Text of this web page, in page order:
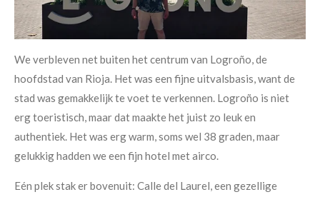
We verbleven net buiten het centrum van Logroño, de
hoofdstad van Rioja. Het was een fijne uitvalsbasis, want de
stad was gemakkelijk te voet te verkennen. Logroño is niet
erg toeristisch, maar dat maakte het juist zo leuk en
authentiek. Het was erg warm, soms wel 38 graden, maar
gelukkig hadden we een fijn hotel met airco.
Eén plek stak er bovenuit: Calle del Laurel, een gezellige